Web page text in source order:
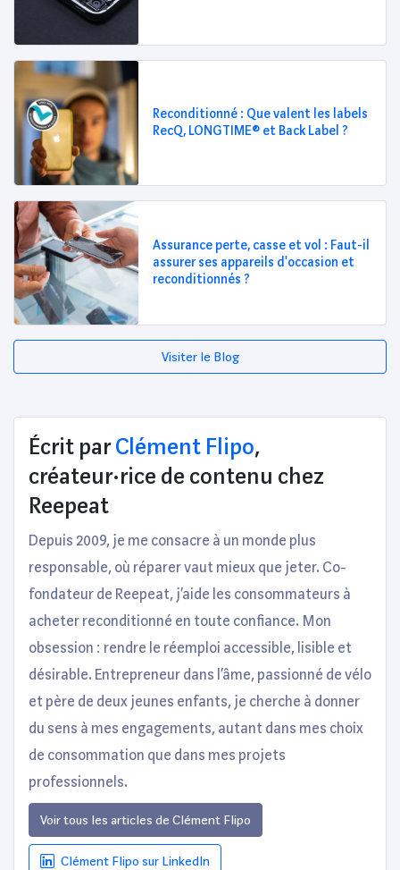
Reconditionné : Que valent les labels
RecQ, LONGTIME® et Back Label ?
Assurance perte, casse et vol : Faut-il
assurer ses appareils d'occasion et
reconditionnés ?
Visiter le Blog
Écrit parClément Flipo,
créateur·rice de contenu chez
Reepeat
Depuis 2009, je me consacre à un monde plus
responsable, où réparer vaut mieux que jeter. Co-
fondateur de Reepeat, j’aide les consommateurs à
acheter reconditionné en toute confiance. Mon
obsession : rendre le réemploi accessible, lisible et
désirable. Entrepreneur dans l’âme, passionné de vélo
et père de deux jeunes enfants, je cherche à donner
du sens à mes engagements, autant dans mes choix
de consommation que dans mes projets
professionnels.
Voir tous les articles de Clément Flipo
Clément Flipo sur LinkedIn